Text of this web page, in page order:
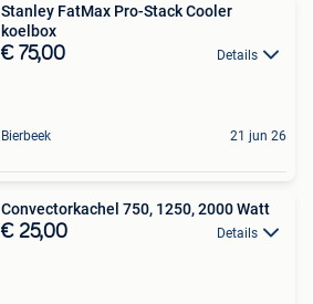
Stanley FatMax Pro-Stack Cooler
koelbox
€ 75,00 Details
Bierbeek 21 jun 26
Convectorkachel 750, 1250, 2000 Watt
€ 25,00 Details